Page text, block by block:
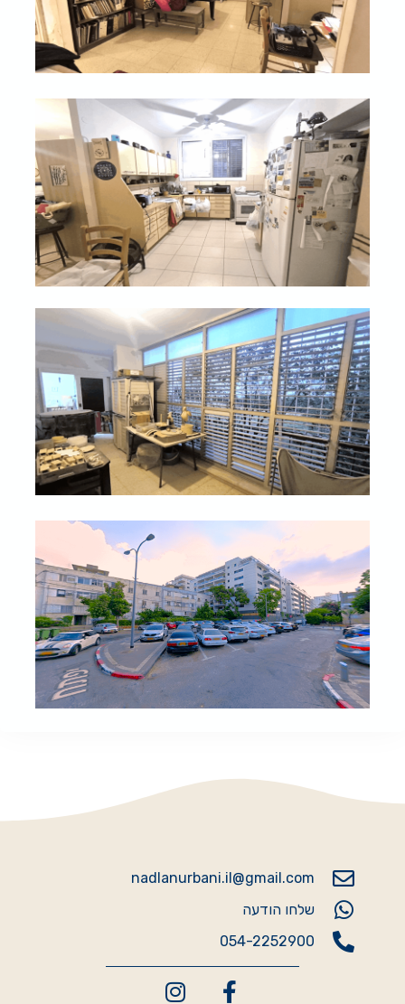
nadlanurbani.il@gmail.com
שלחו הודעה
054-2252900